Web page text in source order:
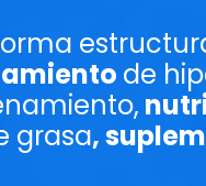
de
grasa,